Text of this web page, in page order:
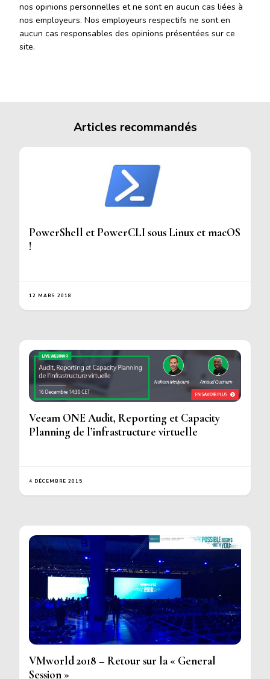
nos opinions personnelles et ne sont en aucun cas liées à
nos employeurs. Nos employeurs respectifs ne sont en
aucun cas responsables des opinions présentées sur ce
site.
Articles recommandés
PowerShell et PowerCLI sous Linux et macOS
!
12 MARS 2018
Veeam ONE Audit, Reporting et Capacity
Planning de l’infrastructure virtuelle
4 DÉCEMBRE 2015
VMworld 2018 – Retour sur la « General
Session »